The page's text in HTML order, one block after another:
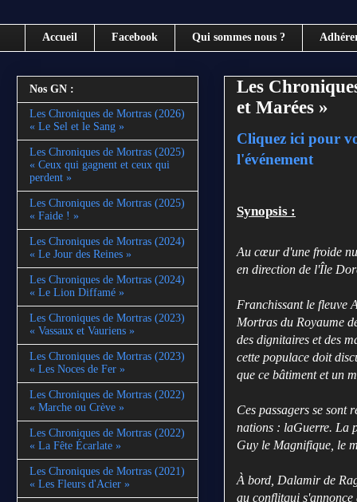
Accueil Facebook Qui sommes nous ?
Les
et Marées »
Cliquez ici pour
l'événement
Synopsis :
Au cœur d'une froide
en direction de l'Île
Franchissant le fleuve
Mortras du Royaume
des dignitaires et des
cette populace doit
que ce bâtiment et un
Ces passagers se sont
nations : laGuerre. La
Guy le Magnifique, le
À bord, Dalamir de
au conflitqui s'annonce
Nos GN :
Les Chroniques de Mortras (2026)
« Le Sel et le Sang »
Les Chroniques de Mortras (2025)
« Ceux qui gagnent et ceux qui
perdent »
Les Chroniques de Mortras (2025)
« Faide ! »
Les Chroniques de Mortras (2024)
« Le Jour des Reines »
Les Chroniques de Mortras (2024)
« Le Lion Diffamé »
Les Chroniques de Mortras (2023)
« Vassaux et Vauriens »
Les Chroniques de Mortras (2023)
« Les Noces de Fer »
Les Chroniques de Mortras (2022)
« Marche ou Crève »
Les Chroniques de Mortras (2022)
« La Fête Écarlate »
Les Chroniques de Mortras (2021)
« Les Fleurs d'Acier »